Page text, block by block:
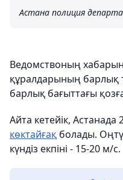
Астана полиция
Ведомствоның
құралдарының барлық
барлық бағыттағы
Айта кетейік, Астанада
көктайғақ болады.
күндіз екпіні - 15-20 м/с.